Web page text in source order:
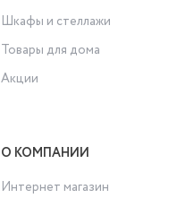
Шкафы и стеллажи
Товары для дома
Акции
О КОМПАНИИ
Интернет магазин